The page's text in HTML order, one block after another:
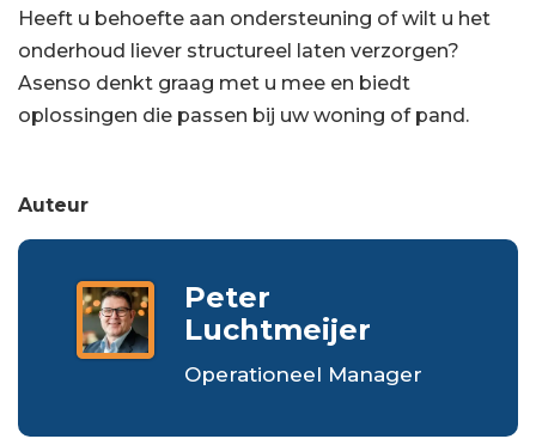
Heeft u behoefte aan ondersteuning of wilt u het
onderhoud liever structureel laten verzorgen?
Asenso denkt graag met u mee en biedt
oplossingen die passen bij uw woning of pand.
Auteur
Peter
Luchtmeijer
Operationeel Manager